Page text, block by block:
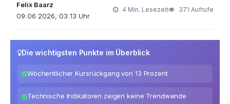
Felix Baarz
09.06.2026, 03:13 Uhr
4 Min. Lesezeit 371 Aufrufe
Die wichtigsten Punkte im Überblick
Wöchentlicher Kursrückgang von 13 Prozent
Technische Indikatoren zeigen keine Trendwende